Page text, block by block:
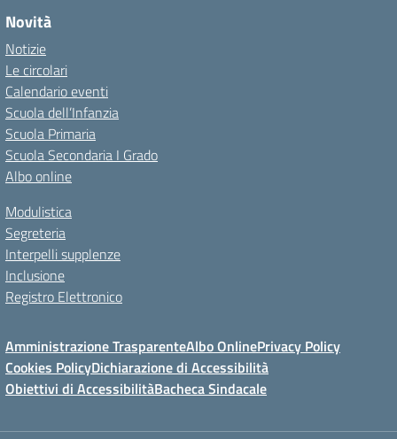
Novità
Notizie
Le circolari
Calendario eventi
Scuola dell’Infanzia
Scuola Primaria
Scuola Secondaria I Grado
Albo online
Modulistica
Segreteria
Interpelli supplenze
Inclusione
Registro Elettronico
Amministrazione TrasparenteAlbo OnlinePrivacy Policy
Cookies PolicyDichiarazione di Accessibilità
Obiettivi di AccessibilitàBacheca Sindacale